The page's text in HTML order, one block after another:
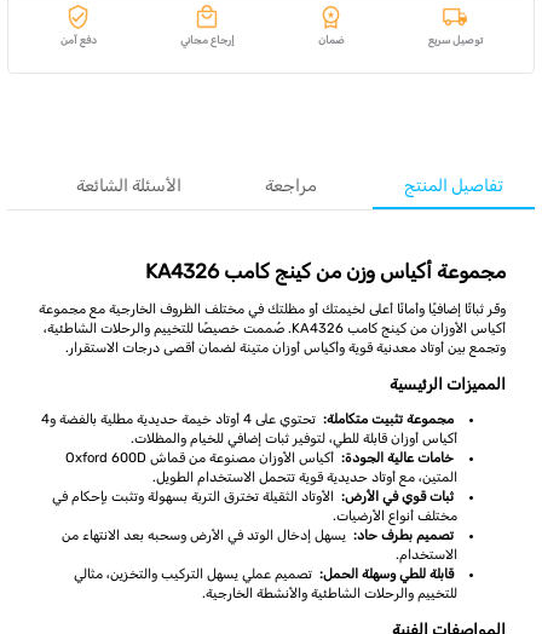
توصيل سريع ضمان إرجاع مجاني دفع آمن
تفاصيل المنتج مراجعة الأسئلة الشائعة
مجموعة أكياس وزن من كينج كامب KA4326
وفّر ثباتًا إضافيًا وأمانًا أعلى لخيمتك أو مظلتك في مختلف الظروف الخارجية مع مجموعة
أكياس الأوزان من كينج كامب KA4326. صُممت خصيصًا للتخييم والرحلات الشاطئية،
وتجمع بين أوتاد معدنية قوية وأكياس أوزان متينة لضمان أقصى درجات الاستقرار.
المميزات الرئيسية
مجموعة تثبيت متكاملة:
تحتوي على 4 أوتاد خيمة حديدية مطلية بالفضة و4
أكياس أوزان قابلة للطي، لتوفير ثبات إضافي للخيام والمظلات.
خامات عالية الجودة:
أكياس الأوزان مصنوعة من قماش Oxford 600D
المتين، مع أوتاد حديدية قوية تتحمل الاستخدام الطويل.
ثبات قوي في الأرض: الأوتاد الثقيلة تخترق التربة بسهولة وتثبت بإحكام في
مختلف أنواع الأرضيات.
تصميم بطرف حاد: يسهل إدخال الوتد في الأرض وسحبه بعد الانتهاء من
الاستخدام.
قابلة للطي وسهلة الحمل: تصميم عملي يسهل التركيب والتخزين، مثالي
للتخييم والرحلات الشاطئية والأنشطة الخارجية.
المواصفات الفنية